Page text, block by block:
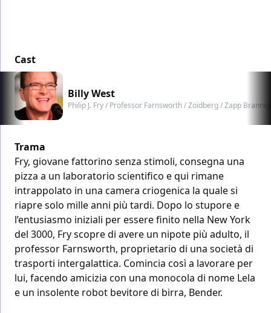
Cast
Billy West
Philip J. Fry / Professor Farnsworth / Zoidberg / Zapp
Trama
Fry, giovane fattorino senza stimoli, consegna una
pizza a un laboratorio scientifico e qui rimane
intrappolato in una camera criogenica la quale si
riapre solo mille anni più tardi. Dopo lo stupore e
l’entusiasmo iniziali per essere finito nella New York
del 3000, Fry scopre di avere un nipote più adulto, il
professor Farnsworth, proprietario di una società di
trasporti intergalattica. Comincia così a lavorare per
lui, facendo amicizia con una monocola di nome Lela
e un insolente robot bevitore di birra, Bender.